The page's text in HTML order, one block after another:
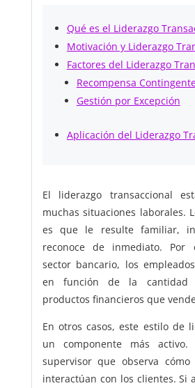
Qué es el Liderazgo
Motivación y Liderazgo
Factores del Liderazgo
Recompensa
Gestión por Excepción
Aplicación del Liderazgo
El liderazgo transaccional
muchas situaciones laborales.
es que le resulte familiar,
reconoce de inmediato. Por
sector bancario, los
en función de la cantidad
productos financieros que
En otros casos, este estilo de
un componente más
supervisor que observa cómo
interactúan con los clientes. Si